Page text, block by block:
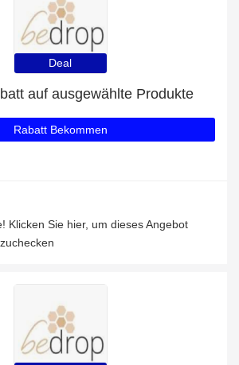
Deal
auf ausgewählte Produkte
Rabatt Bekommen
Klicken Sie hier, um dieses Angebot